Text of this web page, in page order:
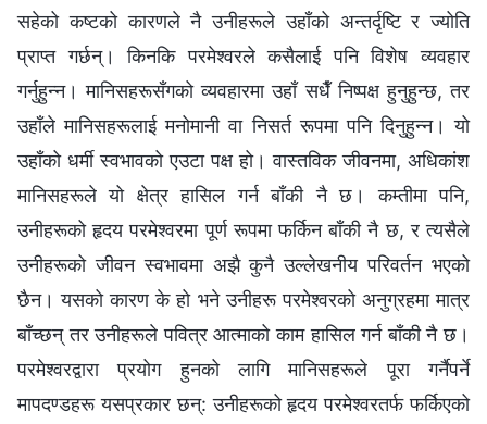
सहेको कष्टको कारणले नै उनीहरूले उहाँको अन्तर्दृष्टि र ज्योति
प्राप्त गर्छन्। किनकि परमेश्‍वरले कसैलाई पनि विशेष व्यवहार
गर्नुहुन्‍न। मानिसहरूसँगको व्यवहारमा उहाँ सधैँ निष्पक्ष हुनुहुन्छ, तर
उहाँले मानिसहरूलाई मनोमानी वा निसर्त रूपमा पनि दिनुहुन्‍न। यो
उहाँको धर्मी स्वभावको एउटा पक्ष हो। वास्तविक जीवनमा, अधिकांश
मानिसहरूले यो क्षेत्र हासिल गर्न बाँकी नै छ। कम्तीमा पनि,
उनीहरूको हृदय परमेश्‍वरमा पूर्ण रूपमा फर्किन बाँकी नै छ, र त्यसैले
उनीहरूको जीवन स्वभावमा अझै कुनै उल्लेखनीय परिवर्तन भएको
छैन। यसको कारण के हो भने उनीहरू परमेश्‍वरको अनुग्रहमा मात्र
बाँच्छन् तर उनीहरूले पवित्र आत्माको काम हासिल गर्न बाँकी नै छ।
परमेश्‍वरद्वारा प्रयोग हुनको लागि मानिसहरूले पूरा गर्नैपर्ने
मापदण्डहरू यसप्रकार छन्: उनीहरूको हृदय परमेश्‍वरतर्फ फर्किएको